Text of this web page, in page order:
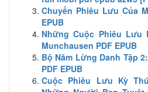
Chuyến Phiêu Lưu Của
EPUB
Những Cuộc Phiêu Lưu
Munchausen PDF EPUB
Bộ Năm Lừng Danh Tập
PDF EPUB
Cuộc Phiêu Lưu Kỳ